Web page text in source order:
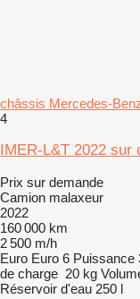
châssis Mercedes-
4
IMER-L&T 2022
Prix sur demande
Camion malaxeur
2022
160 000 km
2 500 m/h
Euro Euro 6 Puissance
de charge 20 kg
Réservoir d'eau 250 l